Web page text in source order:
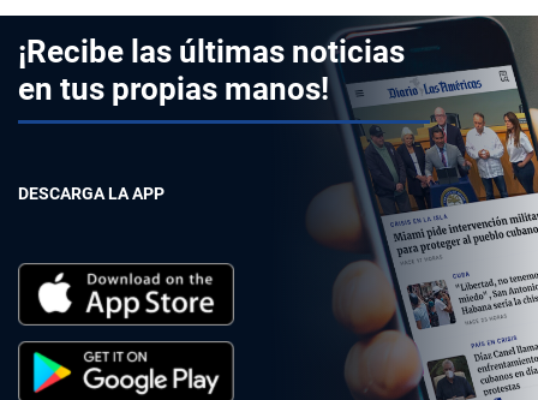
¡Recibe las últimas noticias
en tus propias manos!
DESCARGA LA APP